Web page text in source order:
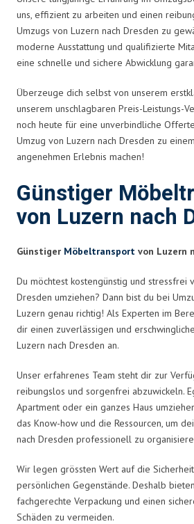
uns, effizient zu arbeiten und einen
Umzugs von Luzern nach Dresden zu
moderne Ausstattung und qualifizierte
eine schnelle und sichere Abwicklung
Überzeuge dich selbst von unserem
unserem unschlagbaren Preis-Leistungs-
noch heute für eine unverbindliche
Umzug von Luzern nach Dresden zu
angenehmen Erlebnis machen!
Günstiger
von Luzern nach
Günstiger Möbeltransport von Luzern
Du möchtest kostengünstig und stressfrei
Dresden umziehen? Dann bist du bei
Luzern genau richtig! Als Experten im
dir einen zuverlässigen und
Luzern nach Dresden an.
Unser erfahrenes Team steht dir zur
reibungslos und sorgenfrei abzuwickeln.
Apartment oder ein ganzes Haus
das Know-how und die Ressourcen, um
nach Dresden professionell zu
Wir legen grössten Wert auf die
persönlichen Gegenstände. Deshalb
fachgerechte Verpackung und einen
Schäden zu vermeiden.